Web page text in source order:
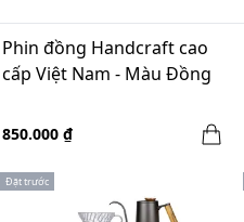
Phin đồng Handcraft cao
cấp Việt Nam - Màu Đồng
850.000 ₫
Đặt trước